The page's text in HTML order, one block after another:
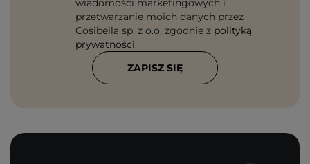
wiadomości marketingowych i
przetwarzanie moich danych przez
Cosibella sp. z o.o, zgodnie z polityką
prywatności.
ZAPISZ SIĘ